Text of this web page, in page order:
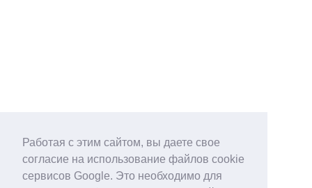
Работая с этим сайтом, вы даете свое
согласие на использование файлов cookie
сервисов Google. Это необходимо для